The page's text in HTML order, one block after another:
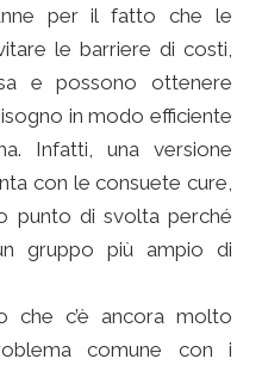
per il fatto che le
le barriere di costi,
e possono ottenere
in modo efficiente
Infatti, una versione
con le consuete cure,
punto di svolta perché
gruppo più ampio di
che c’è ancora molto
comune con i